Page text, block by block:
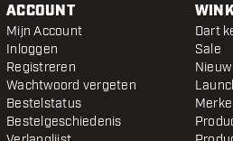
ACCOUNT
Mijn Account
Inloggen
Registreren
Wachtwoord vergeten
Bestelstatus
Bestelgeschiedenis
Dart
Sale
Nieuw